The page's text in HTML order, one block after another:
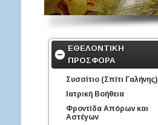
ΕΘΕΛΟΝΤΙΚΗ
ΠΡΟΣΦΟΡΑ
Συσσίτιο (Σπίτι Γαλήνης)
Ιατρική Βοήθεια
Φροντίδα Απόρων και
Αστέγων